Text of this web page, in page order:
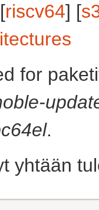
riscv64] [
for
.
yhtään